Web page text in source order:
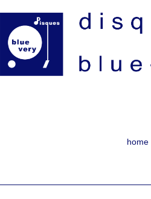
home